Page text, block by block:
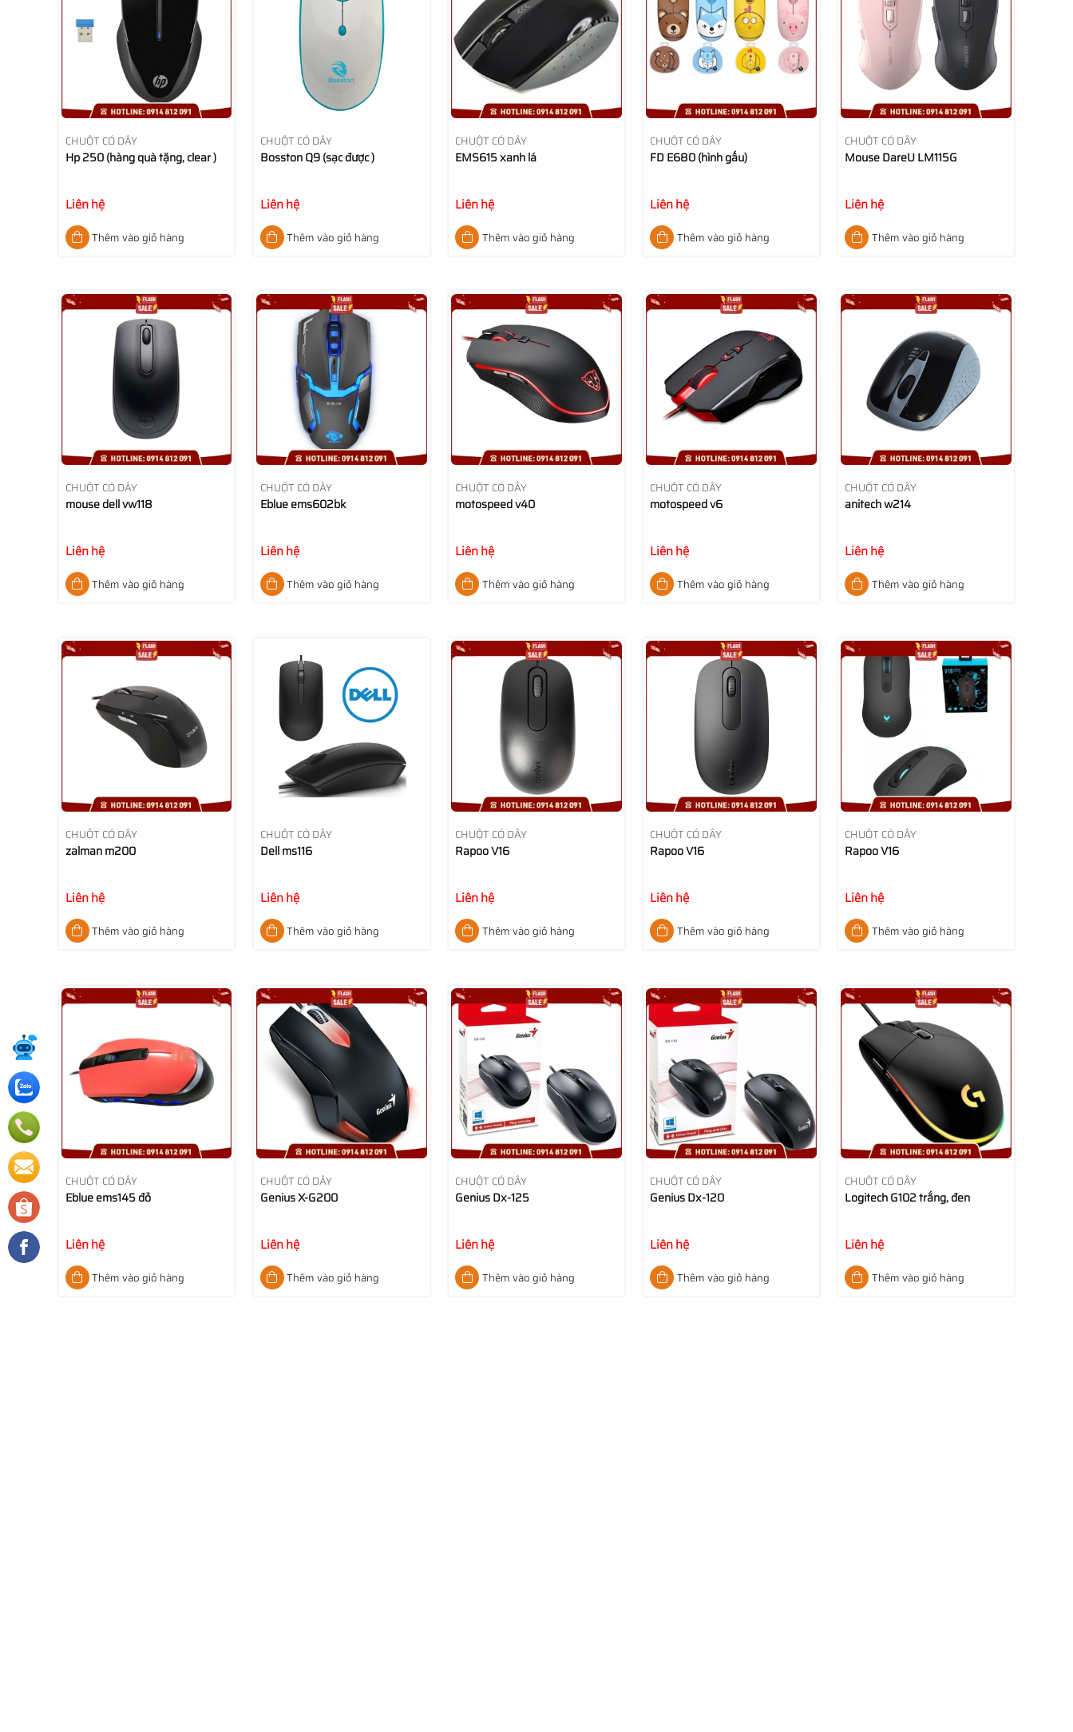
CHUỘT CÓ DÂY
Hp 250 (hàng quà tặng, clear )
Liên hệ
Thêm vào giỏ hàng
CHUỘT CÓ DÂY
Bosston Q9 (sạc được )
Liên hệ
Thêm vào giỏ hàng
CHUỘT CÓ DÂY
EMS615 xanh lá
Liên hệ
Thêm vào giỏ hàng
CHUỘT CÓ DÂY
FD E680 (hình gấu)
Liên hệ
Thêm vào giỏ hàng
CHUỘT CÓ DÂY
Mouse DareU LM115G
Liên hệ
Thêm vào giỏ hàng
CHUỘT CÓ DÂY
mouse dell vw118
Liên hệ
Thêm vào giỏ hàng
CHUỘT CÓ DÂY
Eblue ems602bk
Liên hệ
Thêm vào giỏ hàng
CHUỘT CÓ DÂY
motospeed v40
Liên hệ
Thêm vào giỏ hàng
CHUỘT CÓ DÂY
motospeed v6
Liên hệ
Thêm vào giỏ hàng
CHUỘT CÓ DÂY
anitech w214
Liên hệ
Thêm vào giỏ hàng
CHUỘT CÓ DÂY
zalman m200
Liên hệ
Thêm vào giỏ hàng
CHUỘT CÓ DÂY
Dell ms116
Liên hệ
Thêm vào giỏ hàng
CHUỘT CÓ DÂY
Rapoo V16
Liên hệ
Thêm vào giỏ hàng
CHUỘT CÓ DÂY
Rapoo V16
Liên hệ
Thêm vào giỏ hàng
CHUỘT CÓ DÂY
Rapoo V16
Liên hệ
Thêm vào giỏ hàng
CHUỘT CÓ DÂY
Eblue ems145 đỏ
Liên hệ
Thêm vào giỏ hàng
CHUỘT CÓ DÂY
Genius X-G200
Liên hệ
Thêm vào giỏ hàng
CHUỘT CÓ DÂY
Genius Dx-125
Liên hệ
Thêm vào giỏ hàng
CHUỘT CÓ DÂY
Genius Dx-120
Liên hệ
Thêm vào giỏ hàng
CHUỘT CÓ DÂY
Logitech G102 trắng, đen
Liên hệ
Thêm vào giỏ hàng